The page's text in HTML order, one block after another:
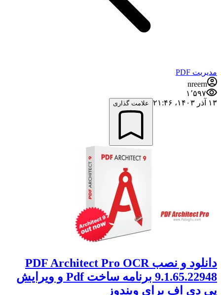
مدیریت PDF
nreern
۱٬۵۹۷
۱۳ آذر ۱۴۰۳،‏ ۲۱:۴۶
علامت گذاری
دانلود و نصب PDF Architect Pro OCR
9.1.65.22948 برنامه ساخت Pdf و ویرایش
پی دی اف برای ویندوز